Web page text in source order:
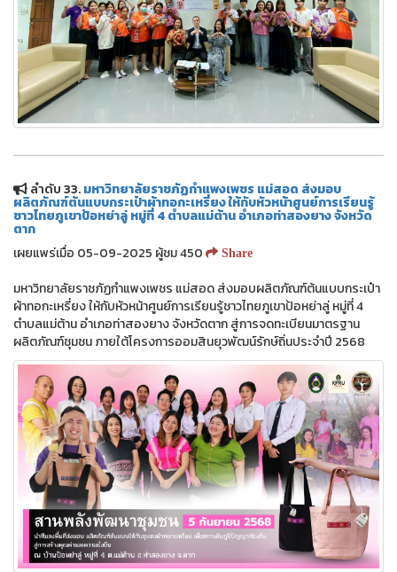
ลำดับ 33.มหาวิทยาลัยราชภัฏกำแพงเพชร แม่สอด ส่งมอบ
ผลิตภัณฑ์ต้นแบบกระเป๋าผ้าทอกะเหรี่ยง ให้กับหัวหน้าศูนย์การเรียนรู้
ชาวไทยภูเขาป้อหย่าลู่ หมู่ที่ 4 ตำบลแม่ต้าน อำเภอท่าสองยาง จังหวัด
ตาก
เผยแพร่เมื่อ 05-09-2025 ผู้ชม 450
Share
มหาวิทยาลัยราชภัฏกำแพงเพชร แม่สอด ส่งมอบผลิตภัณฑ์ต้นแบบกระเป๋า
ผ้าทอกะเหรี่ยง ให้กับหัวหน้าศูนย์การเรียนรู้ชาวไทยภูเขาป้อหย่าลู่ หมู่ที่ 4
ตำบลแม่ต้าน อำเภอท่าสองยาง จังหวัดตาก สู่การจดทะเบียนมาตรฐาน
ผลิตภัณฑ์ชุมชน ภายใต้โครงการออมสินยุวพัฒน์รักษ์ถิ่นประจำปี 2568